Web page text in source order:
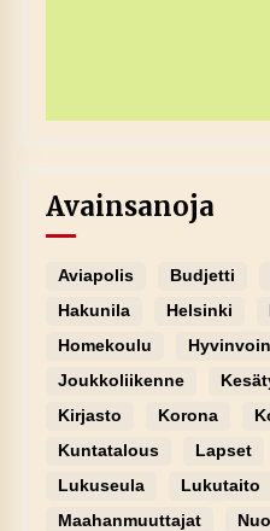
Avainsanoja
Aviapolis Budjetti
Hakunila
Helsinki
Homekoulu
Joukkoliikenne
Kirjasto
Korona
Kuntatalous
Lapset
Lukuseula
Lukutaito
Maahanmuuttajat